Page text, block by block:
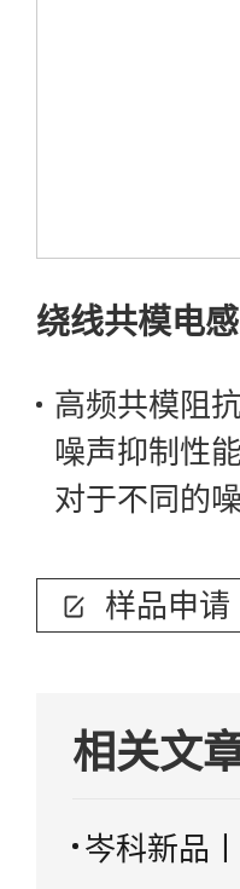
产品选
绕线共模电感
高频共模阻
噪声抑制性
对于不同的
样品申请
相关文
岑科新品